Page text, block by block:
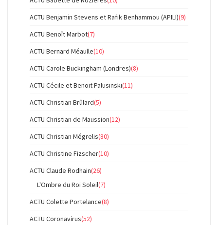
ACTU Benjamin Stevens et Rafik Benhammou (APILI)(9)
ACTU Benoît Marbot(7)
ACTU Bernard Méaulle(10)
ACTU Carole Buckingham (Londres)(8)
ACTU Cécile et Benoit Palusinski(11)
ACTU Christian Brûlard(5)
ACTU Christian de Maussion(12)
ACTU Christian Mégrelis(80)
ACTU Christine Fizscher(10)
ACTU Claude Rodhain(26)
L'Ombre du Roi Soleil(7)
ACTU Colette Portelance(8)
ACTU Coronavirus(52)